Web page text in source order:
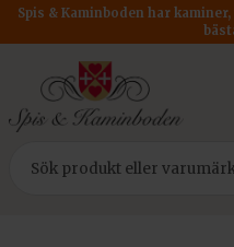
Spis & Kaminboden har